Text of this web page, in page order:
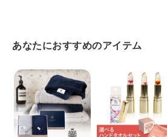
あなたにおすすめのアイテム